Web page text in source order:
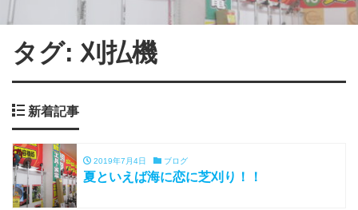
タグ: 刈払機
新着記事
2019年7月4日 ブログ
夏といえば海に恋に芝刈り！！